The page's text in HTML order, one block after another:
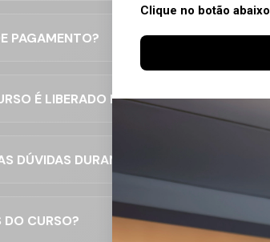
PAGAMENTO?
É LIBERADO DEPOIS DO PAGAMENTO?
DÚVIDAS DURANTE O CURSO?
DO CURSO?